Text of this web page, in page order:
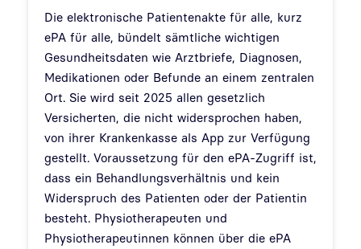
Die elektronische Patientenakte für alle, kurz
ePA für alle, bündelt sämtliche wichtigen
Gesundheitsdaten wie Arztbriefe, Diagnosen,
Medikationen oder Befunde an einem zentralen
Ort. Sie wird seit 2025 allen gesetzlich
Versicherten, die nicht widersprochen haben,
von ihrer Krankenkasse als App zur Verfügung
gestellt. Voraussetzung für den ePA-Zugriff ist,
dass ein Behandlungsverhältnis und kein
Widerspruch des Patienten oder der Patientin
besteht. Physiotherapeuten und
Physiotherapeutinnen können über die ePA